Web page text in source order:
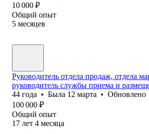
10 000 ₽
Общий опыт
5 месяцев
Руководитель отдела продаж, отдела
руководитель службы приема и
44 года • Была 12 марта • Обновлено
100 000 ₽
Общий опыт
17 лет 4 месяца